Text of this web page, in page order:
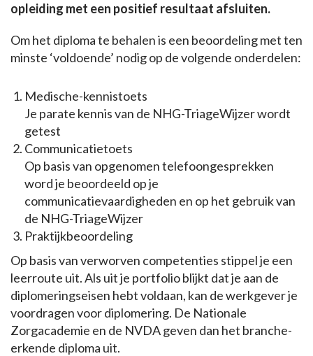
opleiding met een positief resultaat afsluiten.
Om het diploma te behalen is een beoordeling met ten
minste ‘voldoende’ nodig op de volgende onderdelen:
Medische-kennistoets
Je parate kennis van de NHG-TriageWijzer wordt
getest
Communicatietoets
Op basis van opgenomen telefoongesprekken
word je beoordeeld op je
communicatievaardigheden en op het gebruik van
de NHG-TriageWijzer
Praktijkbeoordeling
Op basis van verworven competenties stippel je een
leerroute uit. Als uit je portfolio blijkt dat je aan de
diplomeringseisen hebt voldaan, kan de werkgever je
voordragen voor diplomering. De Nationale
Zorgacademie en de NVDA geven dan het branche-
erkende diploma uit.